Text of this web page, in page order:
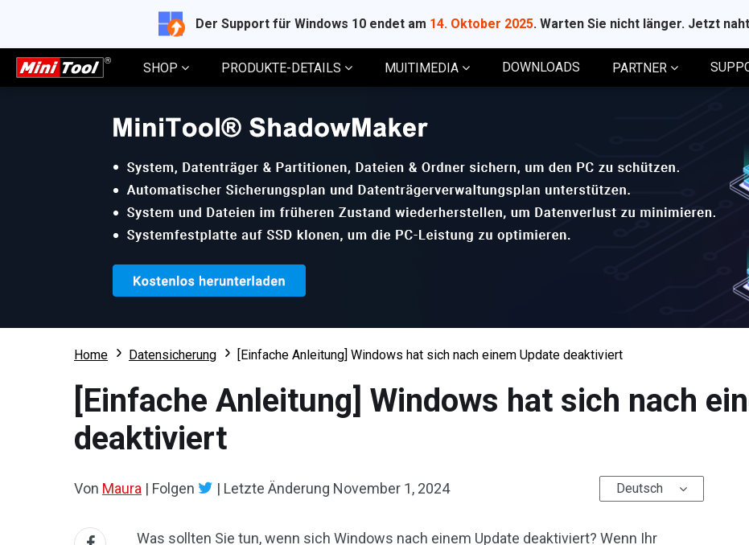
Der Support für Windows 10 endet am 14. Oktober 2025. Warten Sie nicht länger. Jetzt
SHOP PRODUKTE-DETAILS MUITIMEDIA DOWNLOADS PARTNER
Home Datensicherung [Einfache Anleitung] Windows hat sich nach einem Update deaktiviert
[Einfache Anleitung] Windows hat sich nach
deaktiviert
Von Maura | Folgen | Letzte Änderung November 1, 2024 Deutsch
Was sollten Sie tun, wenn sich Windows nach einem Update deaktiviert? Wenn Ihr